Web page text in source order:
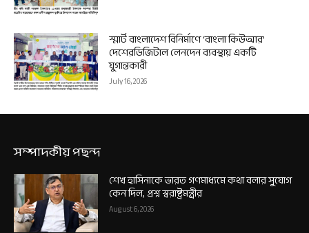
স্মার্ট বাংলাদেশ বিনির্মাণে ‘বাংলা কিউআর’
দেশেরডিজিটাল লেনদেন ব্যবস্থায় একটি
যুগান্তকারী
July 16, 2026
সম্পাদকীয় পছন্দ
শেখ হাসিনাকে ভারত গণমাধ্যমে কথা বলার সুযোগ
কেন দিল, প্রশ্ন স্বরাষ্ট্রমন্ত্রীর
August 6, 2026